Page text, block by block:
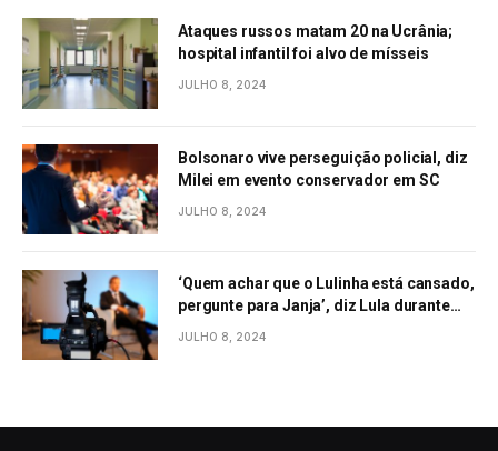
Ataques russos matam 20 na Ucrânia;
hospital infantil foi alvo de mísseis
JULHO 8, 2024
Bolsonaro vive perseguição policial, diz
Milei em evento conservador em SC
JULHO 8, 2024
‘Quem achar que o Lulinha está cansado,
pergunte para Janja’, diz Lula durante
JULHO 8, 2024